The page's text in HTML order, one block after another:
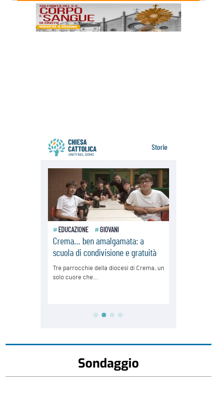
Sondaggio